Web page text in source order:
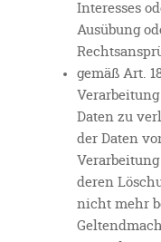
Interesses
Ausübung
gemäß Art.
Daten zu
der Daten
deren
nicht mehr